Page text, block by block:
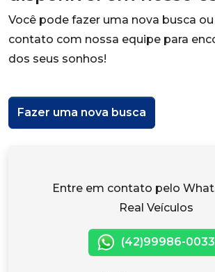
Você pode fazer uma nova busca
contato com nossa equipe para
dos seus sonhos!
Fazer uma nova busca
Entre em contato pelo
Real Veículos
(42)99986-0033